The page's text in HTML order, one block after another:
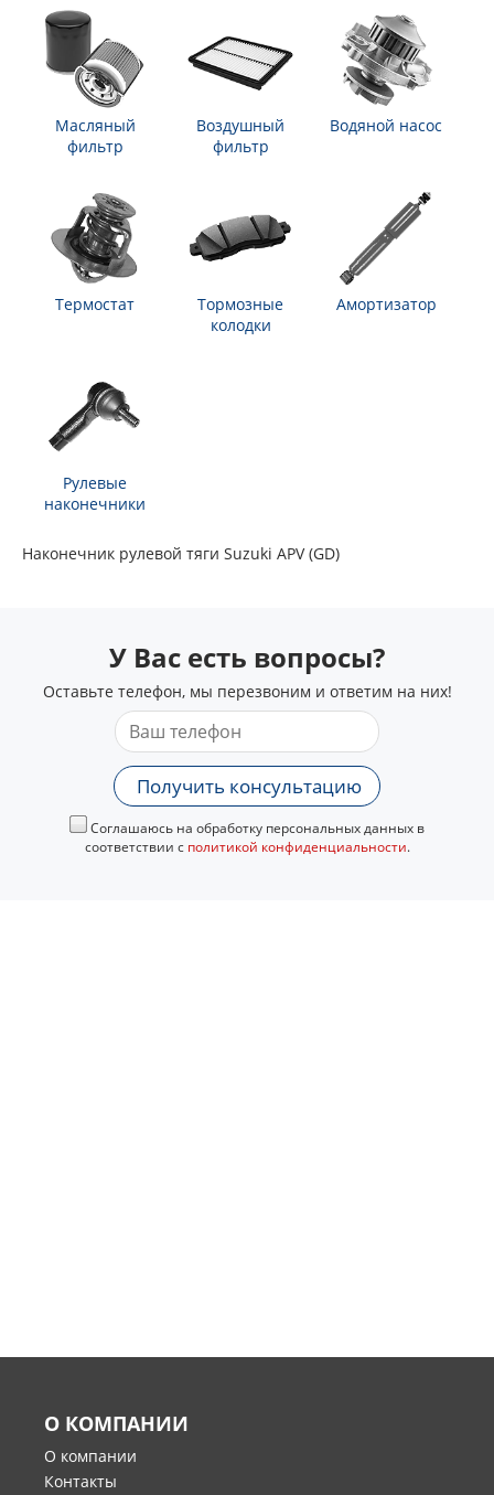
Масляный
фильтр
Воздушный
фильтр
Водяной насос
Термостат
Тормозные
колодки
Амортизатор
Рулевые
наконечники
Наконечник рулевой тяги Suzuki APV (GD)
У Вас есть вопросы?
Оставьте телефон, мы перезвоним и ответим на них!
Получить консультацию
Соглашаюсь на обработку персональных данных в
соответствии с политикой конфиденциальности.
О КОМПАНИИ
О компании
Контакты